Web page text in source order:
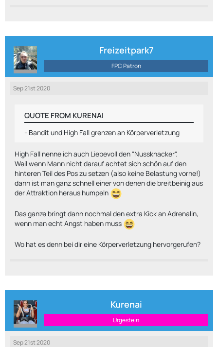
Freizeitpark7
FPC Patron
Sep 21st 2020
QUOTE FROM KURENAI
- Bandit und High Fall grenzen an Körperverletzung
High Fall nenne ich auch Liebevoll den "Nussknacker".
Weil wenn Mann nicht darauf achtet sich schön auf den
hinteren Teil des Pos zu setzen (also keine Belastung vorne!)
dann ist man ganz schnell einer von denen die breitbeinig aus
der Attraktion heraus humpeln
Das ganze bringt dann nochmal den extra Kick an Adrenalin,
wenn man echt Angst haben muss
Wo hat es denn bei dir eine Körperverletzung hervorgerufen?
Kurenai
Urgestein
Sep 21st 2020